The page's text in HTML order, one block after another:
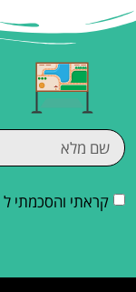
קראתי והסכמתי ל